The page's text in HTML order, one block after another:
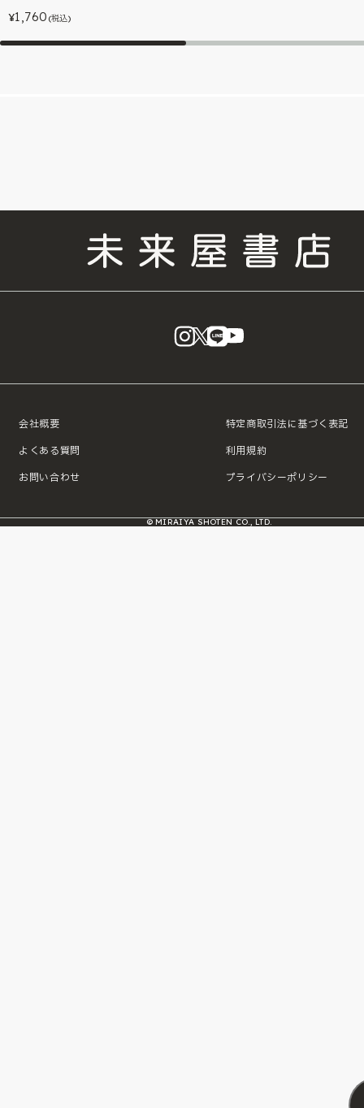
¥1,760 (税込)
instagram
X LINE
会社概要
よくある質問
お問い合わせ
特定商取引法に基づく表記
利用規約
プライバシーポリシー
© MIRAIYA SHOTEN CO., LTD.